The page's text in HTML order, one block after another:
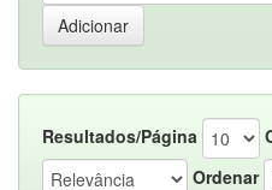
Resultados/Página
Ordenar